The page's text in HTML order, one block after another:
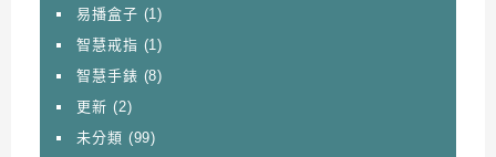
易播盒子 (1)
智慧戒指 (1)
智慧手錶 (8)
更新 (2)
未分類 (99)